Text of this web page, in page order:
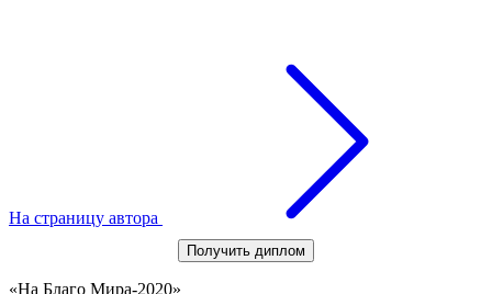
На страницу автора
Получить диплом
«На Благо Мира-2020»